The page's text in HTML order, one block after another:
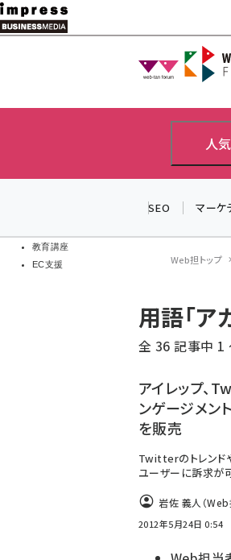
メ
イ
教育講座
EC支援
人
SEO マーケ
ン
く
ず
Web担トップ
用語「ア
全 36 記事中 1
アイレップ、
ンゲージメン
を販売
Twitterのトレンド
ユーザーに訴求が
岩佐 義人（Web
2012年5月24日 0:54